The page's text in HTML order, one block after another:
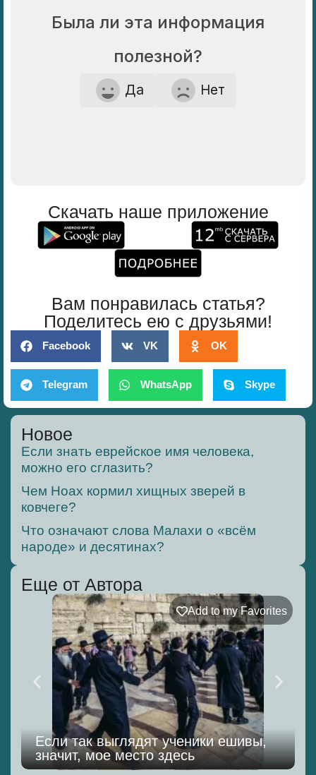
Была ли эта информация
полезной?
Да Нет
Скачать наше приложение
Вам понравилась статья?
Поделитесь ею с друзьями!
Facebook VK OK
Telegram WhatsApp Skype
Новое
Если знать еврейское имя человека,
можно его сглазить?
Чем Ноах кормил хищных зверей в
ковчеге?
Что означают слова Малахи о «всём
народе» и десятинах?
Еще от Автора
Add to my Favorites
Если так выглядят ученики ешивы,
значит, мое место здесь